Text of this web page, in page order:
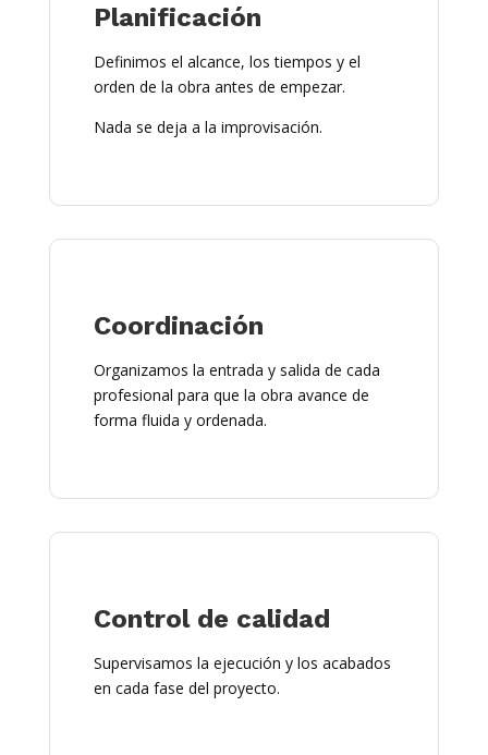
Planificación
Definimos el alcance, los tiempos y el
orden de la obra antes de empezar.
Nada se deja a la improvisación.
Coordinación
Organizamos la entrada y salida de cada
profesional para que la obra avance de
forma fluida y ordenada.
Control de calidad
Supervisamos la ejecución y los acabados
en cada fase del proyecto.